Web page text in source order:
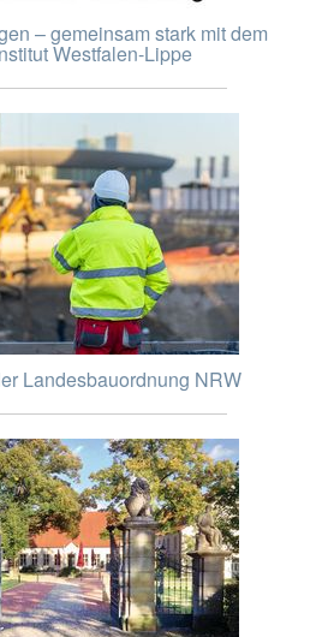
– gemeinsam stark mit dem
Westfalen-Lippe
Landesbauordnung NRW